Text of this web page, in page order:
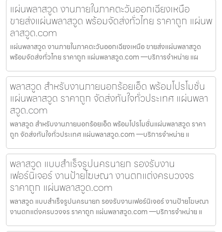
แผ่นพลาสวูด งานภายในภาคตะวันออกเฉียงเหนือ
ขายส่งแผ่นพลาสวูด พร้อมจัดส่งทั่วไทย ราคาถูก แผ่นพ
ลาสวูด.com
แผ่นพลาสวูด งานภายในภาคตะวันออกเฉียงเหนือ ขายส่งแผ่นพลาสวูด
พร้อมจัดส่งทั่วไทย ราคาถูก แผ่นพลาสวูด.com —บริการจำหน่าย แผ
พลาสวูด สำหรับงานภายนอกร้อยเอ็ด พร้อมโปรโมชั่น
แผ่นพลาสวูด ราคาถูก จัดส่งทันใจทั่วประเทศ แผ่นพลา
สวูด.com
พลาสวูด สำหรับงานภายนอกร้อยเอ็ด พร้อมโปรโมชั่นแผ่นพลาสวูด ราคา
ถูก จัดส่งทันใจทั่วประเทศ แผ่นพลาสวูด.com —บริการจำหน่าย แ
พลาสวูด แบบสำเร็จรูปนครนายก รองรับงาน
เฟอร์นิเจอร์ งานป้ายโฆษณา งานตกแต่งครบวงจร
ราคาถูก แผ่นพลาสวูด.com
พลาสวูด แบบสำเร็จรูปนครนายก รองรับงานเฟอร์นิเจอร์ งานป้ายโฆษณา
งานตกแต่งครบวงจร ราคาถูก แผ่นพลาสวูด.com —บริการจำหน่าย แ